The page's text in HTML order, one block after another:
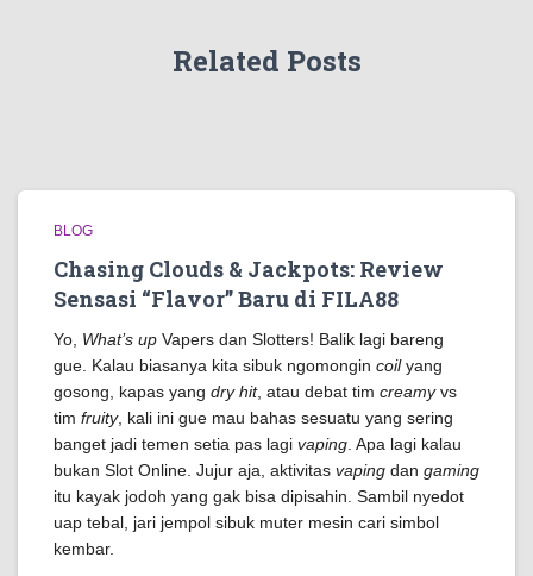
Related Posts
BLOG
Chasing Clouds & Jackpots: Review
Sensasi “Flavor” Baru di FILA88
Yo, What’s up Vapers dan Slotters! Balik lagi bareng
gue. Kalau biasanya kita sibuk ngomongin coilyang
gosong, kapas yang dry hit, atau debat tim creamyvs
tim fruity, kali ini gue mau bahas sesuatu yang sering
banget jadi temen setia pas lagi vaping . Apa lagi kalau
bukan Slot Online. Jujur aja, aktivitas vaping dan gaming
itu kayak jodoh yang gak bisa dipisahin. Sambil nyedot
uap tebal, jari jempol sibuk muter mesin cari simbol
kembar.